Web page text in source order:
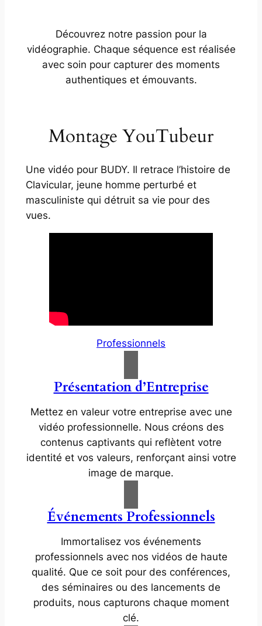
Découvrez notre passion pour la
vidéographie. Chaque séquence est réalisée
avec soin pour capturer des moments
authentiques et émouvants.
Montage YouTubeur
Une vidéo pour BUDY. Il retrace l’histoire de
Clavicular, jeune homme perturbé et
masculiniste qui détruit sa vie pour des
vues.
Professionnels
Présentation d’Entreprise
Mettez en valeur votre entreprise avec une
vidéo professionnelle. Nous créons des
contenus captivants qui reflètent votre
identité et vos valeurs, renforçant ainsi votre
image de marque.
Événements Professionnels
Immortalisez vos événements
professionnels avec nos vidéos de haute
qualité. Que ce soit pour des conférences,
des séminaires ou des lancements de
produits, nous capturons chaque moment
clé.